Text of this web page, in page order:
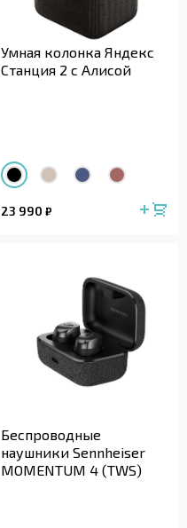
Умная колонка Яндекс
Станция 2 с Алисой
23 990 ₽
Беспроводные
наушники Sennheiser
MOMENTUM 4 (TWS)